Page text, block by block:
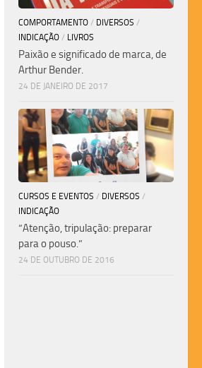
COMPORTAMENTO / DIVERSOS /
INDICAÇÃO / LIVROS
Paixão e significado de marca, de
Arthur Bender.
24 DE JANEIRO DE 2017
CURSOS E EVENTOS / DIVERSOS /
INDICAÇÃO
“Atenção, tripulação: preparar
para o pouso.”
24 DE OUTUBRO DE 2016